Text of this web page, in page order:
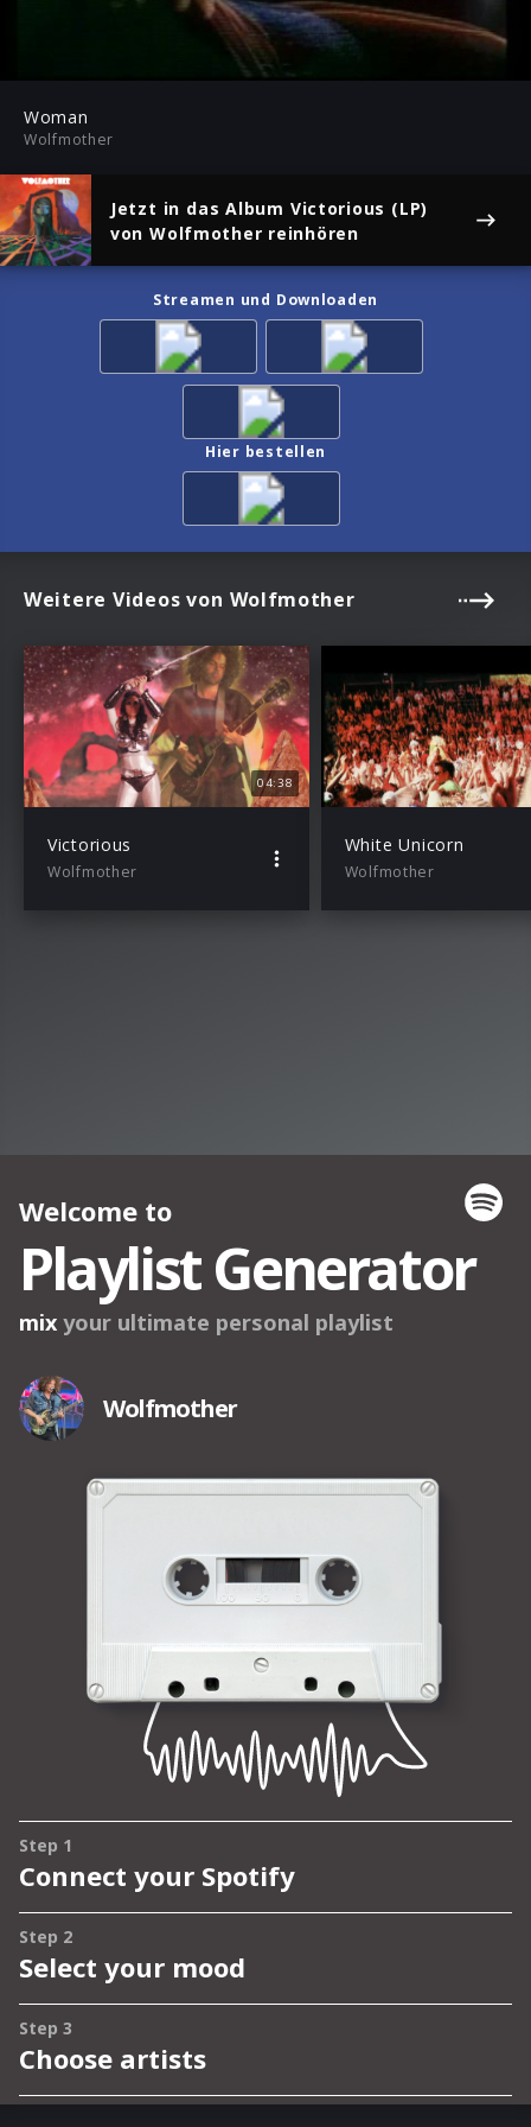
Play
-02:27
Mute
Woman
Wolfmother
Jetzt in das Album Victorious (LP)
von Wolfmother reinhören
Streamen und Downloaden
Hier bestellen
Weitere Videos von Wolfmother
04:38
Victorious
Wolfmother
White Unicorn
Wolfmother